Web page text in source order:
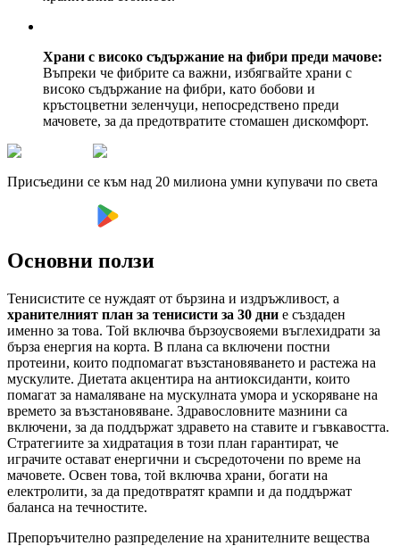
Храни с високо съдържание на фибри преди мачове:
Въпреки че фибрите са важни, избягвайте храни с
високо съдържание на фибри, като бобови и
кръстоцветни зеленчуци, непосредствено преди
мачовете, за да предотвратите стомашен дискомфорт.
Присъедини се към над 20 милиона умни купувачи по света
Основни ползи
Тенисистите се нуждаят от бързина и издръжливост, а
хранителният план за тенисисти за 30 дни е създаден
именно за това. Той включва бързоусвояеми въглехидрати за
бърза енергия на корта. В плана са включени постни
протеини, които подпомагат възстановяването и растежа на
мускулите. Диетата акцентира на антиоксиданти, които
помагат за намаляване на мускулната умора и ускоряване на
времето за възстановяване. Здравословните мазнини са
включени, за да поддържат здравето на ставите и гъвкавостта.
Стратегиите за хидратация в този план гарантират, че
играчите остават енергични и съсредоточени по време на
мачовете. Освен това, той включва храни, богати на
електролити, за да предотвратят крампи и да поддържат
баланса на течностите.
Препоръчително разпределение на хранителните вещества